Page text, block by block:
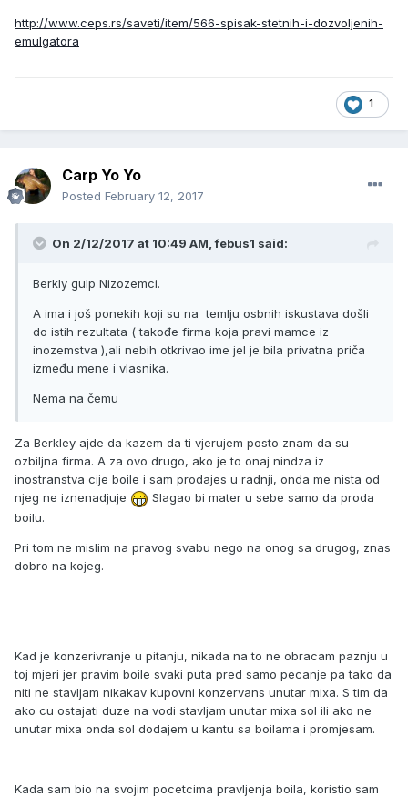
http://www.ceps.rs/saveti/item/566-spisak-stetnih-i-dozvoljenih-
emulgatora
1
Carp Yo Yo
Posted February 12, 2017
On 2/12/2017 at 10:49 AM, febus1 said:
Berkly gulp Nizozemci.
A ima i još ponekih koji su na temlju osbnih iskustava došli
do istih rezultata ( takođe firma koja pravi mamce iz
inozemstva ),ali nebih otkrivao ime jel je bila privatna priča
između mene i vlasnika.
Nema na čemu
Za Berkley ajde da kazem da ti vjerujem posto znam da su
ozbiljna firma. A za ovo drugo, ako je to onaj nindza iz
inostranstva cije boile i sam prodajes u radnji, onda me nista od
njeg ne iznenadjuje
Slagao bi mater u sebe samo da proda
boilu.
Pri tom ne mislim na pravog svabu nego na onog sa drugog, znas
dobro na kojeg.
Kad je konzerivranje u pitanju, nikada na to ne obracam paznju u
toj mjeri jer pravim boile svaki puta pred samo pecanje pa tako da
niti ne stavljam nikakav kupovni konzervans unutar mixa. S tim da
ako cu ostajati duze na vodi stavljam unutar mixa sol ili ako ne
unutar mixa onda sol dodajem u kantu sa boilama i promjesam.
Kada sam bio na svojim pocetcima pravljenja boila, koristio sam